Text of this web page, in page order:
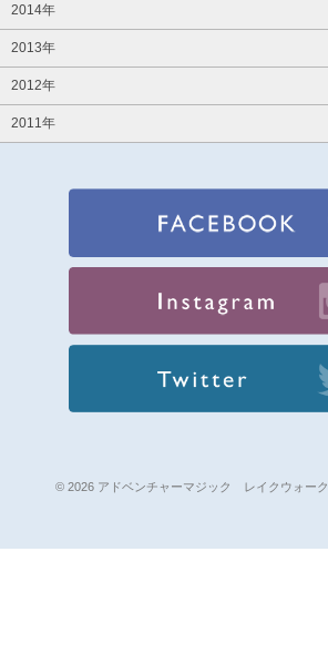
2014年
2013年
2012年
2011年
© 2026 アドベンチャーマジック レイクウォーク